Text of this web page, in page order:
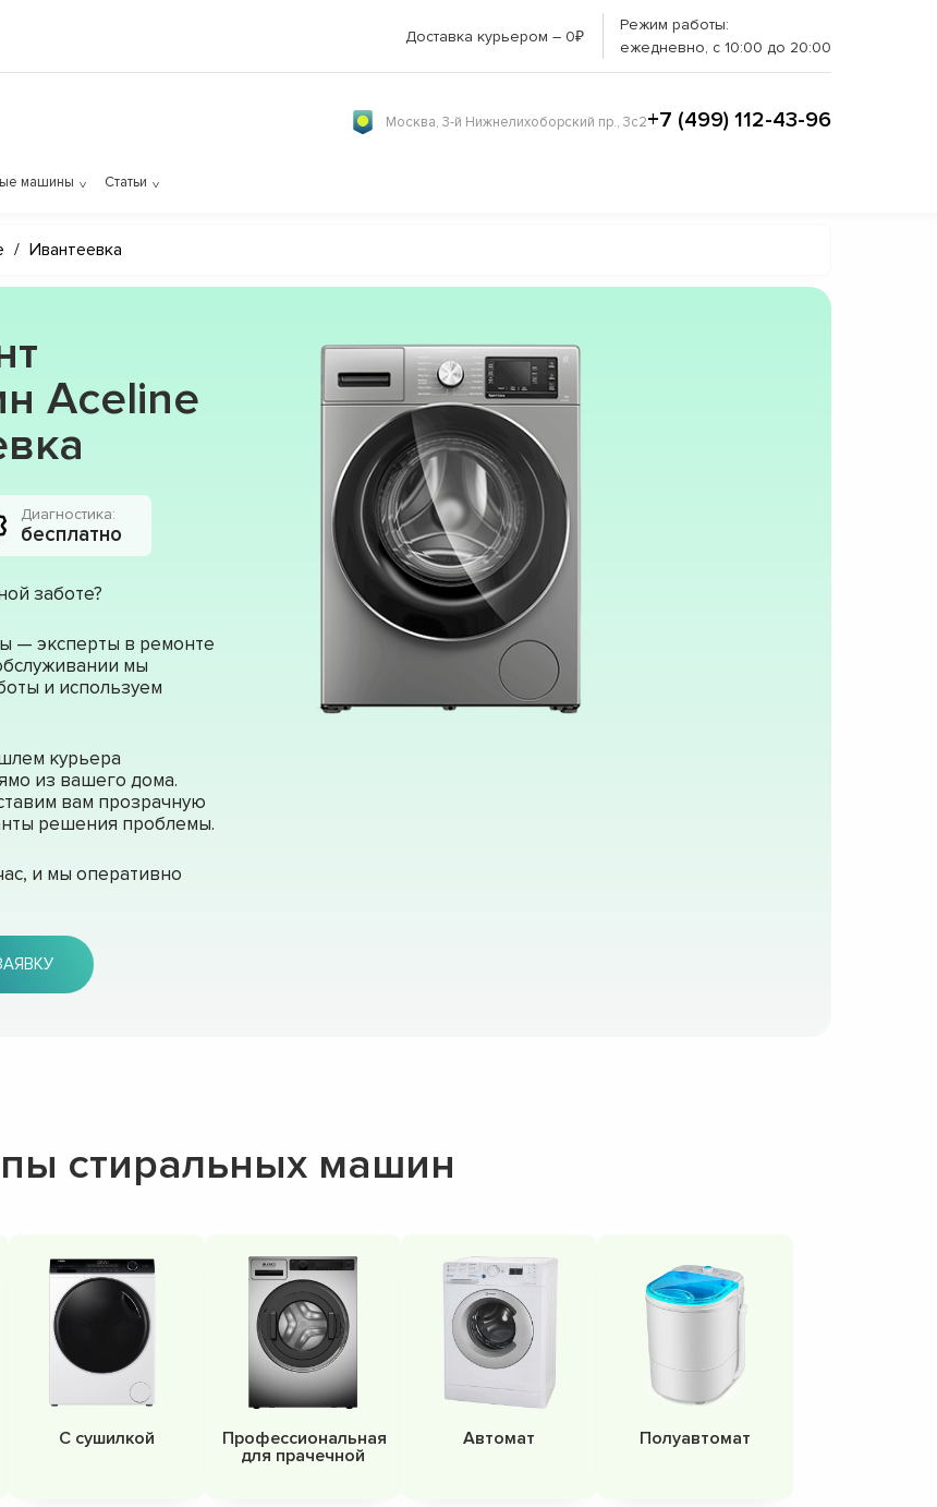
Доставка курьером – 0₽
Режим работы:
ежедневно, с 10:00 до 20:00
Москва, 3-й Нижнелихоборский пр., 3с2+7 (499) 112-43-96
машины Статьи
/ Ивантеевка
Aceline
Диагностика:
бесплатно
заботе?
— эксперты в ремонте
мы
и используем
курьера
из вашего дома.
вам прозрачную
решения проблемы.
и мы оперативно
стиральных машин
С сушилкой
Профессиональная
для прачечной
Автомат Полуавтомат